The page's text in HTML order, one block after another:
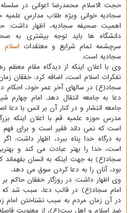
حجت الاسلام محمدرضا اعوانی در
سجادیه خوانی ویژه طلاب مدارس علمیه
اهمیت صحیفه سجادیه، اظهار داشت:
دانشگاه ها باید توجه بیشتری به
سرچشمه تمام شرایع و معتقدات اسلام
سجادیه است.
وی با اعلان اینکه از دیدگاه مقام
تفکرات اسلام است، اضافه کرد: خفقان
سجاد(ع) در سالهای آخر عمر خود، احکام
دعا به جامعه انتقال دهد. امام چهارم
جامعه انتشار و در کنار آن بر انس با دعا
مدرس حوزه علمیه قم با اعلان اینکه
است که نمی داند فقیر است و برای فهم
به درگاه خدا پناه ببرد، اظهار داشت:
است، خدا را بهتر عبادت می کند و
سجاد(ع) به جهت اینکه به انسان بفهماند
بود، آنان را به دعا کردن سوق می دهد.
وی اظهار داشت: در روزگار خفقان حاکم
امام سجاد(ع) در قالب دعا، سبب شد که
در آن زمان مردم به سبب نشناختن امام
ضد اسلام و اهل بیت(ع)، از معنویت فاصله